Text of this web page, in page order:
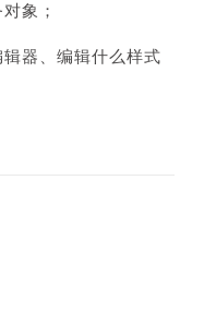
象；
器、编辑什么样式